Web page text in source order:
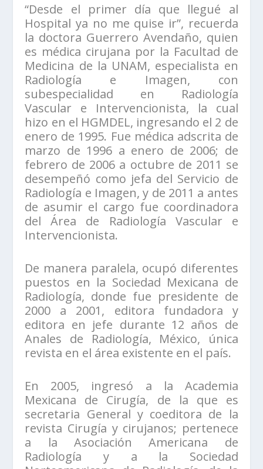
“Desde el primer día que llegué al
Hospital ya no me quise ir”, recuerda
la doctora Guerrero Avendaño, quien
es médica cirujana por la Facultad de
Medicina de la UNAM, especialista en
Radiología e Imagen, con
subespecialidad en Radiología
Vascular e Intervencionista, la cual
hizo en el HGMDEL, ingresando el 2 de
enero de 1995. Fue médica adscrita de
marzo de 1996 a enero de 2006; de
febrero de 2006 a octubre de 2011 se
desempeñó como jefa del Servicio de
Radiología e Imagen, y de 2011 a antes
de asumir el cargo fue coordinadora
del Área de Radiología Vascular e
Intervencionista.
De manera paralela, ocupó diferentes
puestos en la Sociedad Mexicana de
Radiología, donde fue presidente de
2000 a 2001, editora fundadora y
editora en jefe durante 12 años de
Anales de Radiología, México, única
revista en el área existente en el país.
En 2005, ingresó a la Academia
Mexicana de Cirugía, de la que es
secretaria General y coeditora de la
revista Cirugía y cirujanos; pertenece
a la Asociación Americana de
Radiología y a la Sociedad